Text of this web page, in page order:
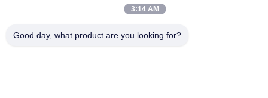
3:14 AM
Good day, what product are you looking for?